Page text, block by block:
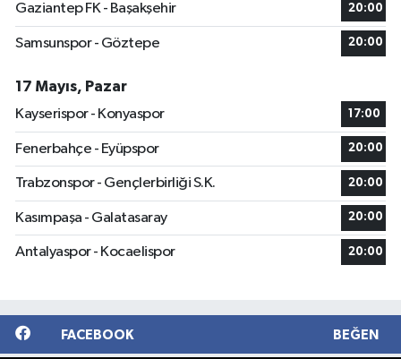
Gaziantep FK - Başakşehir 20:00
Samsunspor - Göztepe 20:00
17 Mayıs, Pazar
Kayserispor - Konyaspor
17:00
Fenerbahçe - Eyüpspor 20:00
Trabzonspor - Gençlerbirliği S.K. 20:00
Kasımpaşa - Galatasaray 20:00
Antalyaspor - Kocaelispor 20:00
FACEBOOK BEĞEN